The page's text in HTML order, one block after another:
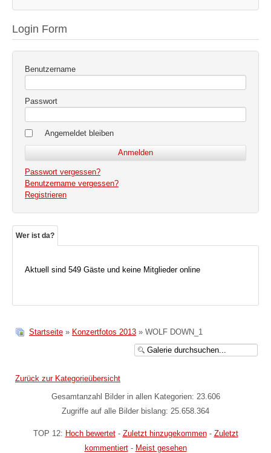
Login Form
Benutzername
Passwort
Angemeldet bleiben
Passwort vergessen?
Benutzername vergessen?
Registrieren
Wer ist da?
Aktuell sind 549 Gäste und keine Mitglieder online
Startseite » Konzertfotos 2013 » WOLF DOWN_1
Zurück zur Kategorieübersicht
Gesamtanzahl Bilder in allen Kategorien: 23.606
Zugriffe auf alle Bilder bislang: 25.658.364
TOP 12: Hoch bewertet- Zuletzt hinzugekommen- Zuletzt
kommentiert- Meist gesehen